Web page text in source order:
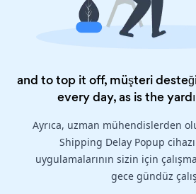
and to top it off, müşteri
every day, as is the
Ayrıca, uzman mühendislerden
Shipping Delay Popup
uygulamalarının sizin için
gece gündüz